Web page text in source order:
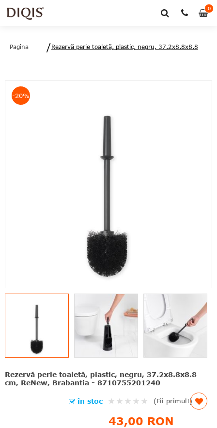
00
Pagina
Rezervă perie toaletă, plastic, negru, 37.2x8.8x8.8
Rezervă perie toaletă, plastic, negru, 37.2x8.8x8.8
cm, ReNew, Brabantia - 8710755201240
Rating:
(Fii primul!)
în stoc
43,00 RON
-20%